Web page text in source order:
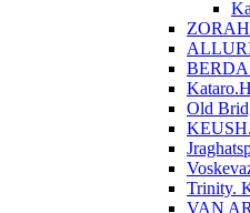
ZORAH
Old
Trinity.
VAN